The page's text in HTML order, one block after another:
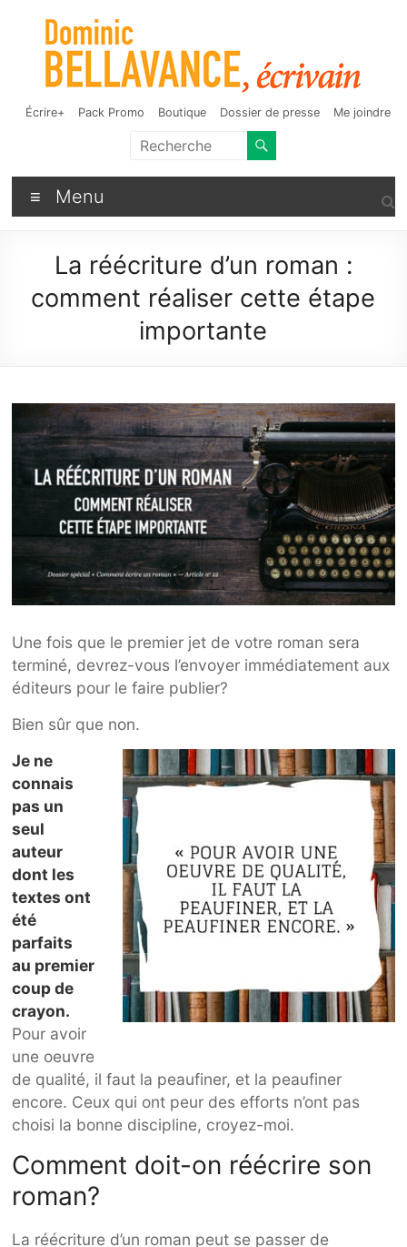
contenu
Dominic Bellavance,
écrivain
Auteur de fantasy, d'humour et d'autres bizarreries
Écrire+ Pack Promo Boutique Dossier de presse Me joindre
Menu
La réécriture d’un roman :
comment réaliser cette étape
importante
Une fois que le premier jet de votre roman sera
terminé, devrez-vous l’envoyer immédiatement aux
éditeurs pour le faire publier?
Bien sûr que non.
Je ne
connais
pas un
seul
auteur
dont les
textes ont
été
parfaits
au premier
coup de
crayon.
Pour avoir
une oeuvre
de qualité, il faut la peaufiner, et la peaufiner
encore. Ceux qui ont peur des efforts n’ont pas
choisi la bonne discipline, croyez-moi.
Comment doit-on réécrire son
roman?
La réécriture d’un roman peut se passer de